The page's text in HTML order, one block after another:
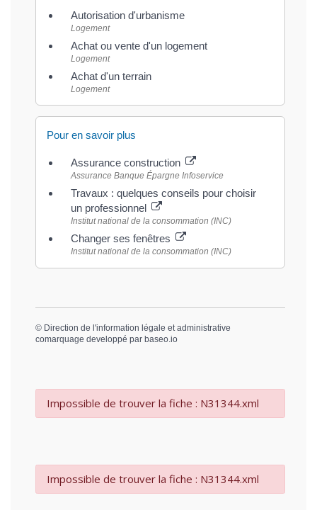
Autorisation d'urbanisme
Logement
Achat ou vente d'un logement
Logement
Achat d'un terrain
Logement
Pour en savoir plus
Assurance construction
Assurance Banque Épargne Infoservice
Travaux : quelques conseils pour choisir
un professionnel
Institut national de la consommation (INC)
Changer ses fenêtres
Institut national de la consommation (INC)
© Direction de l'information légale et administrative
comarquage developpé par baseo.io
Impossible de trouver la fiche : N31344.xml
Impossible de trouver la fiche : N31344.xml